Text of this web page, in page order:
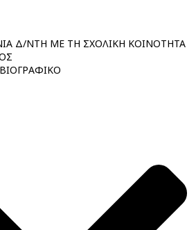
Δ/ΝΤΗ ΜΕ ΤΗ ΣΧΟΛΙΚΗ ΚΟΙΝΟΤΗΤΑ